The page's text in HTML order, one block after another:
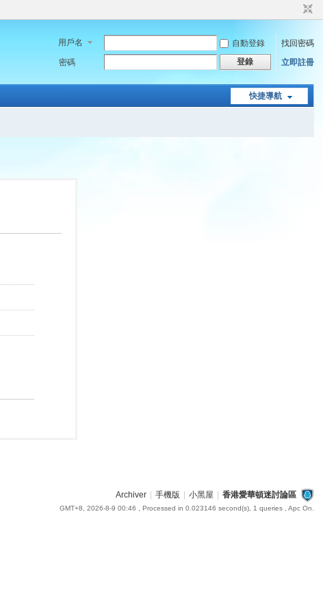
用戶名 自動登錄
找回密碼
密碼
登錄 立即註冊
快捷導航
Archiver 手機版 小黑屋 香港愛華頓迷討論區
GMT+8, 2026-8-9 00:46 , Processed in 0.023146 second(s), 1 queries , Apc On.